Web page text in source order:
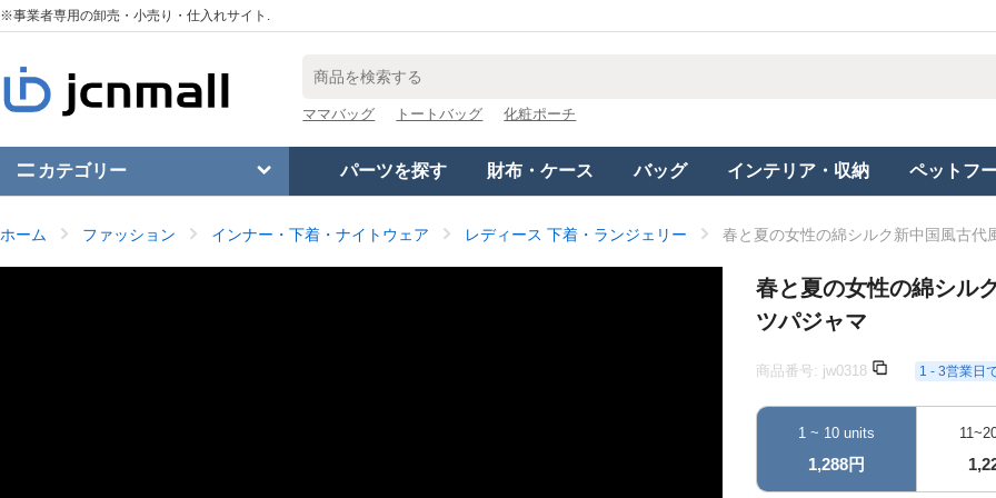
※事業者専用の卸売・小売り・仕入れサイト.
ママバッグ トートバッグ 化粧ポーチ
カテゴリー パーツを探す 財布・ケース バッグ インテリア・収納 ペットフ
ホーム ファッション インナー・下着・ナイトウェア レディース 下着・ランジェリー 春と夏の女性の綿シルク新中国風古
春と夏の女性の綿シル
ツパジャマ
商品番号: jw0318 1 - 3営業日
1 ~ 10 units
1,288円